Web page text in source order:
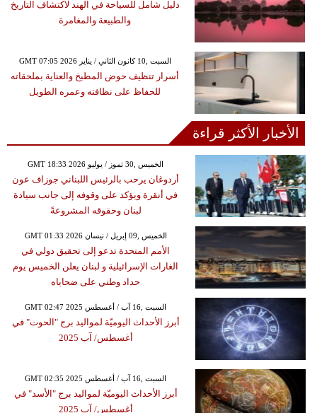
دليل شامل للسياحة في الهند لاكتشاف التاريخ
والطبيعة والمغامرة
GMT 07:05 2026 السبت ,10 كانون الثاني / يناير
أسرار تنظيف حوض المطبخ والعناية بملحقاته
للحفاظ على نظافته وعمره الطويل
الأخبار الأكثر قراءة
GMT 18:33 2026 الخميس ,30 تموز / يوليو
أردوغان يرحب بالرئيس اللبناني جوزاف عون
في أنقرة ويؤكد على وقوفه إلى جانب سيادة
لبنان وحقوقه المشروعةً
GMT 01:33 2026 الخميس ,09 إبريل / نيسان
الأمم المتحدة تدعو إلى تحقيق دولي في
الغارات الإسرائيلية و لبنان يعلن الخميس يوم
حداد وطني على ضحاياه
GMT 02:47 2025 السبت ,16 آب / أغسطس
أبرز الأحداث اليوميّة لمواليد برج "الحوت" في
أغسطس/ آب 2025
GMT 02:35 2025 السبت ,16 آب / أغسطس
أبرز الأحداث اليوميّة لمواليد برج "الأسد" في
أغسطس/ آب 2025